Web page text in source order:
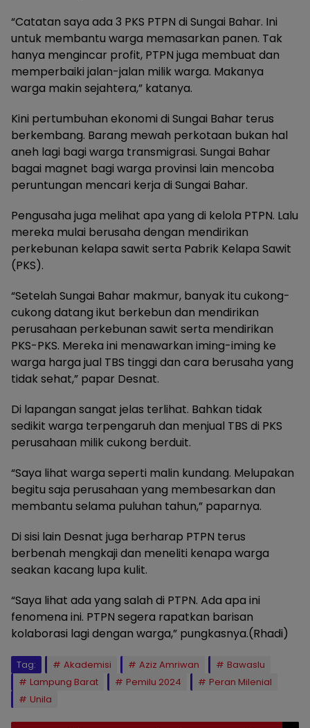
“Catatan saya ada 3 PKS PTPN di Sungai Bahar. Ini
untuk membantu warga memasarkan panen. Tak
hanya mengincar profit, PTPN juga membuat dan
memperbaiki jalan-jalan milik warga. Makanya
warga makin sejahtera,” katanya.
Kini pertumbuhan ekonomi di Sungai Bahar terus
berkembang. Barang mewah perkotaan bukan hal
aneh lagi bagi warga transmigrasi. Sungai Bahar
bagai magnet bagi warga provinsi lain mencoba
peruntungan mencari kerja di Sungai Bahar.
Pengusaha juga melihat apa yang di kelola PTPN. Lalu
mereka mulai berusaha dengan mendirikan
perkebunan kelapa sawit serta Pabrik Kelapa Sawit
(PKS).
“Setelah Sungai Bahar makmur, banyak itu cukong-
cukong datang ikut berkebun dan mendirikan
perusahaan perkebunan sawit serta mendirikan
PKS-PKS. Mereka ini menawarkan iming-iming ke
warga harga jual TBS tinggi dan cara berusaha yang
tidak sehat,” papar Desnat.
Di lapangan sangat jelas terlihat. Bahkan tidak
sedikit warga terpengaruh dan menjual TBS di PKS
perusahaan milik cukong berduit.
“Saya lihat warga seperti malin kundang. Melupakan
begitu saja perusahaan yang membesarkan dan
membantu selama puluhan tahun,” paparnya.
Di sisi lain Desnat juga berharap PTPN terus
berbenah mengkaji dan meneliti kenapa warga
seakan kacang lupa kulit.
“Saya lihat ada yang salah di PTPN. Ada apa ini
fenomena ini. PTPN segera rapatkan barisan
kolaborasi lagi dengan warga,” pungkasnya.(Rhadi)
Tag: Akademisi Aziz Amriwan
Bawaslu
Lampung Barat
Pemilu 2024
Peran Milenial
Unila